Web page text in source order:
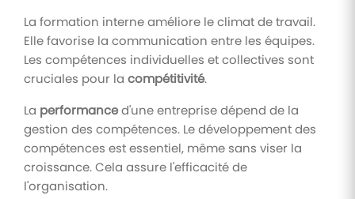
La formation interne améliore le climat de travail.
Elle favorise la communication entre les équipes.
Les compétences individuelles et collectives sont
cruciales pour la compétitivité.
La performanced'une entreprise dépend de la
gestion des compétences. Le développement des
compétences est essentiel, même sans viser la
croissance. Cela assure l'efficacité de
l'organisation.